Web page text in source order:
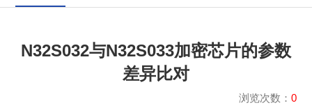
N32S032与N32S033加密芯片的参数
差异比对
浏览次数： 0